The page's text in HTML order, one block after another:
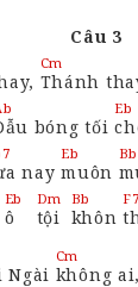
Câu 3
Cm
Thánh
bóng tối
Eb
nay
Eb
muôn
Eb
ô
Dm
tội
Bb
khôn
F7
Ngài
Cm
không ai,